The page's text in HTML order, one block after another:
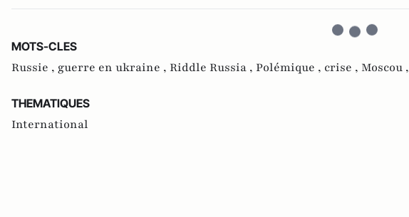
MOTS-CLES
Russie , guerre en ukraine , Riddle Russia , Polémique , crise , Moscou ,
THEMATIQUES
International